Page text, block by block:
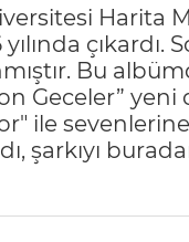
Bu
Geceler”
ile
şarkıyı